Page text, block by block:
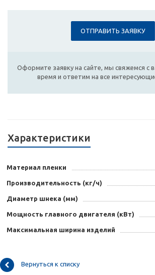
ОТПРАВИТЬ ЗАЯВКУ
Оформите заявку на сайте, мы свяжемся с
время и ответим на все
Характеристики
Материал пленки
Производительность (кг/ч)
Диаметр шнека (мм)
Мощность главного двигателя (кВт)
Максимальная ширина изделий
Вернуться к списку